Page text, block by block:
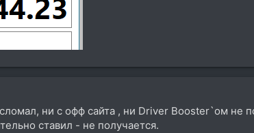
ни с офф сайта , ни Driver Booster`ом не
ставил - не получается.